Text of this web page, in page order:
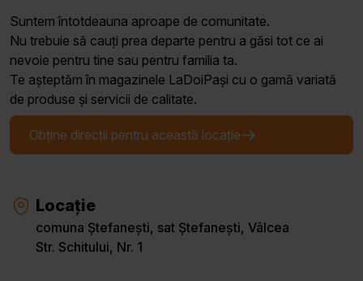
Suntem întotdeauna aproape de comunitate.
Nu trebuie să cauți prea departe pentru a găsi tot ce ai
nevoie pentru tine sau pentru familia ta.
Te așteptăm în magazinele LaDoiPași cu o gamă variată
de produse și servicii de calitate.
Obține direcții pentru această locație
Locație
comuna Ștefanești, sat Ștefanești, Vâlcea
Str. Schitului, Nr. 1